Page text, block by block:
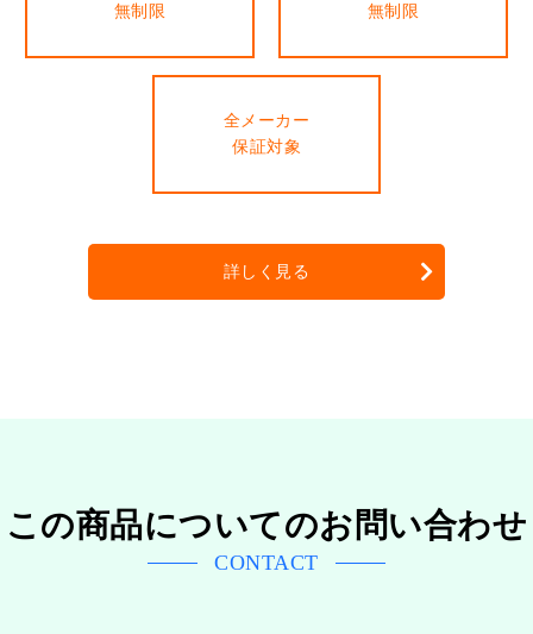
無制限
無制限
全メーカー
保証対象
詳しく見る
この商品についてのお問い合わせ
CONTACT